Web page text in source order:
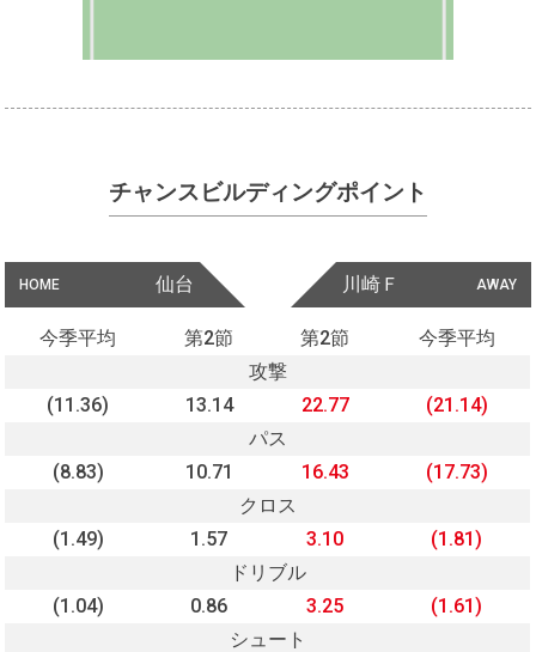
チャンスビルディングポイント
HOME 仙台 AWAY
川崎Ｆ
今季平均 第2節 第2節
今季平均
攻撃
(11.36)
13.14 22.77
(21.14)
パス
(8.83)
10.71 16.43
(17.73)
クロス
(1.49)
1.57 3.10
(1.81)
ドリブル
(1.04)
0.86 3.25
(1.61)
シュート